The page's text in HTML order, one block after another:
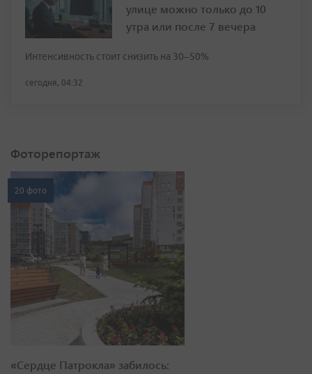
улице можно только до 10
утра или после 7 вечера
Интенсивность стоит снизить на 30–50%
сегодня, 04:32
Фоторепортаж
20 фото
«Сердце Патрокла» забилось: